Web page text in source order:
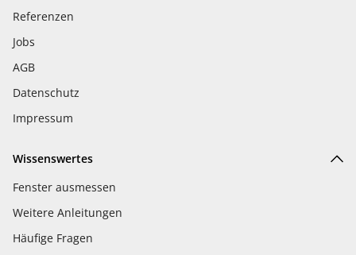
Referenzen
Jobs
AGB
Datenschutz
Impressum
Wissenswertes
Fenster ausmessen
Weitere Anleitungen
Häufige Fragen